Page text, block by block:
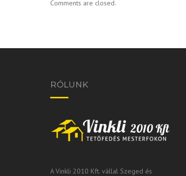
Comments are closed.
RÓLUNK
A Vinkli 2010 Kft. vállal Szeged és